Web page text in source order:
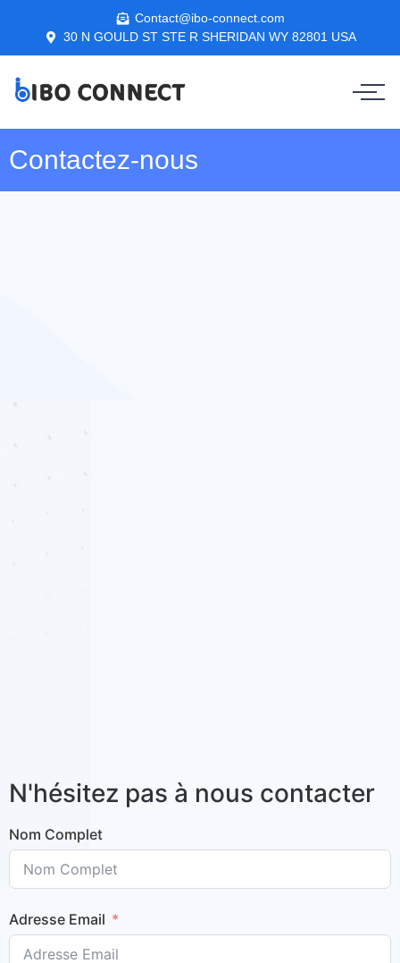
Contact@ibo-connect.com
30 N GOULD ST STE R SHERIDAN WY 82801 USA
Contactez-nous
N'hésitez pas à nous contacter
Nom Complet
Adresse Email